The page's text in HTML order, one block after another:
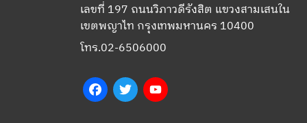
เลขที่ 197 ถนนวิภาวดีรังสิต แขวงสามเสนใน
เขตพญาไท กรุงเทพมหานคร 10400
โทร.02-6506000
FacebookTwitter